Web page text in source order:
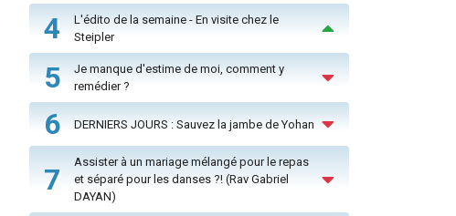
4
L'édito de la semaine - En visite chez le
Steipler
5
Je manque d'estime de moi, comment y
remédier ?
6 DERNIERS JOURS : Sauvez la jambe de Yohan
7
Assister à un mariage mélangé pour le repas
et séparé pour les danses ?! (Rav Gabriel
DAYAN)